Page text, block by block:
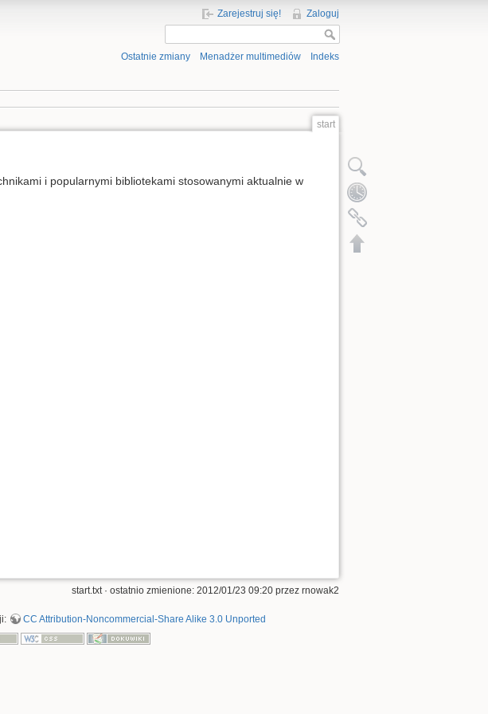
Zarejestruj się! Zaloguj
Ostatnie zmiany Menadżer multimediów Indeks
start
i popularnymi bibliotekami stosowanymi aktualnie w
start.txt· ostatnio zmienione: 2012/01/23 09:20 przez rnowak2
CC Attribution-Noncommercial-Share Alike 3.0 Unported